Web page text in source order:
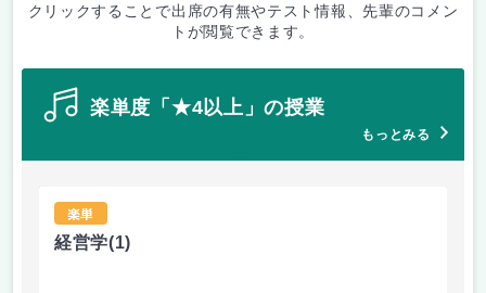
クリックすることで出席の有無やテスト情報、先輩のコメン
トが閲覧できます。
楽単度「★4以上」の授業
もっとみる
楽単
経営学(1)